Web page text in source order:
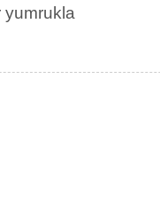
yumrukla